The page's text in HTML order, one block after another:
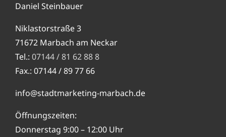
Daniel Steinbauer
Niklastorstraße 3
71672 Marbach am Neckar
Tel.: 07144 / 81 62 88 8
Fax.: 07144 / 89 77 66
info@stadtmarketing-marbach.de
Öffnungszeiten:
Donnerstag 9:00 – 12:00 Uhr